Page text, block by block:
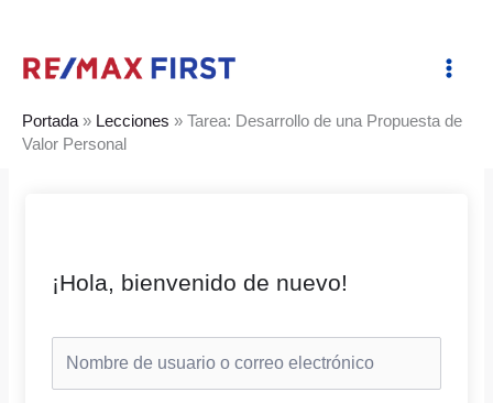
contenido
Portada » Lecciones » Tarea: Desarrollo de una Propuesta de
Valor Personal
¡Hola, bienvenido de nuevo!